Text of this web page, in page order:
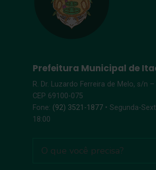
Prefeitura Municipal de
R. Dr. Luzardo Ferreira de Melo, s/n –
CEP 69100-075
Fone: (92) 3521-1877 • Segunda-
18:00